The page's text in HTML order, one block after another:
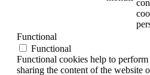
Functional
Functional
Functional cookies help to
sharing the content of the website